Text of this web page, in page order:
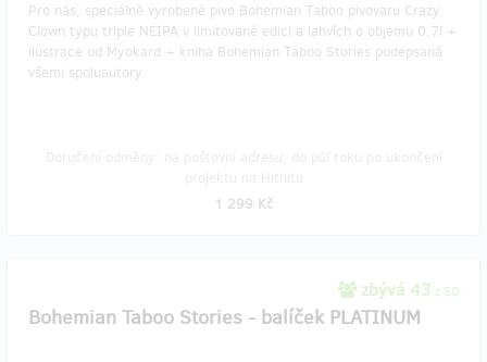
Pro nás, speciálně vyrobené pivo Bohemian Taboo pivovaru Crazy
Clown typu triple NEIPA v limitované edici a lahvích o objemu 0,7l +
ilustrace od Myokard + kniha Bohemian Taboo Stories podepsaná
všemi spoluautory.
1 299 Kč
zbývá 43 z 50
Bohemian Taboo Stories - balíček PLATINUM